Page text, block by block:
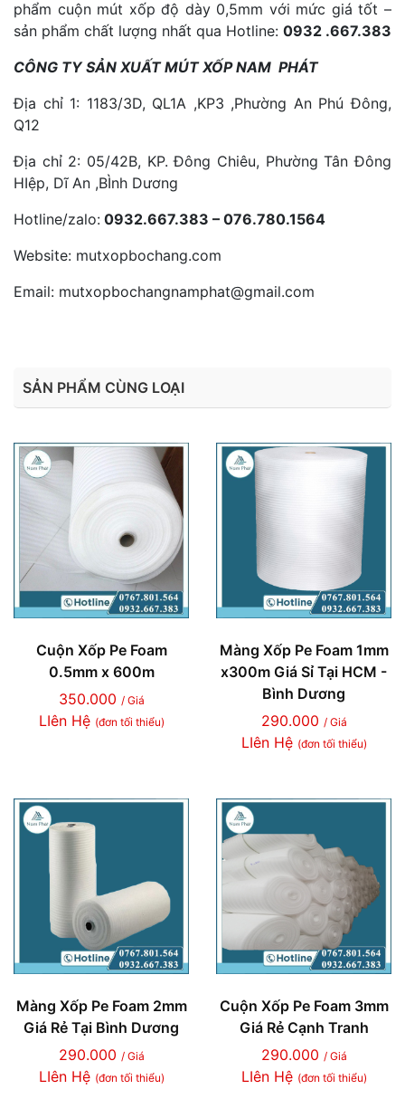
phẩm cuộn mút xốp độ dày 0,5mm với mức giá tốt –
sản phẩm chất lượng nhất qua Hotline: 0932 .667.383
CÔNG TY SẢN XUẤT MÚT XỐP NAM PHÁT
Địa chỉ 1: 1183/3D, QL1A ,KP3 ,Phường An Phú Đông,
Q12
Địa chỉ 2: 05/42B, KP. Đông Chiêu, Phường Tân Đông
HIệp, Dĩ An ,BÌnh Dương
Hotline/zalo: 0932.667.383 – 076.780.1564
Website: mutxopbochang.com
Email: mutxopbochangnamphat@gmail.com
SẢN PHẨM CÙNG LOẠI
Cuộn Xốp Pe Foam
0.5mm x 600m
350.000 / Giá
LIên Hệ (đơn tối thiểu)
Màng Xốp Pe Foam 1mm
x300m Giá Sỉ Tại HCM -
Bình Dương
290.000 / Giá
LIên Hệ (đơn tối thiểu)
Màng Xốp Pe Foam 2mm
Giá Rẻ Tại Bình Dương
290.000 / Giá
LIên Hệ (đơn tối thiểu)
Cuộn Xốp Pe Foam 3mm
Giá Rẻ Cạnh Tranh
290.000 / Giá
LIên Hệ (đơn tối thiểu)